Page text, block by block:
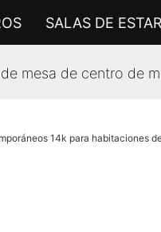
SALAS DE ESTAR
mesa de centro de